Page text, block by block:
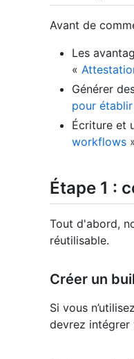
Avant de
Les
«
Générer
pour
Écriture et
workflows
Étape 1 :
Tout d'abord,
réutilisable.
Créer un
Si vous
devrez intégrer